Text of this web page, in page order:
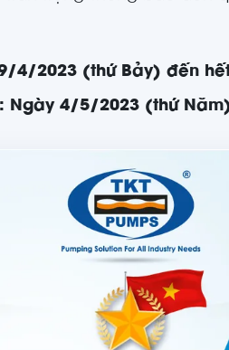
4/2023 (thứ Bảy) đến
Ngày 4/5/2023 (thứ